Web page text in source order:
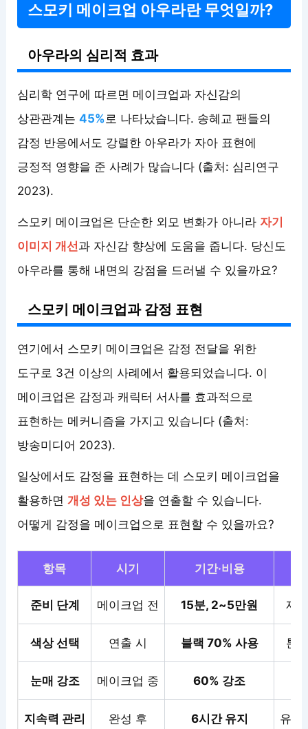
스모키 메이크업 아우라란 무엇일까?
아우라의 심리적 효과
심리학 연구에 따르면 메이크업과 자신감의
상관관계는45%로 나타났습니다. 송혜교 팬들의
감정 반응에서도 강렬한 아우라가 자아 표현에
긍정적 영향을 준 사례가 많습니다 (출처: 심리연구
2023).
스모키 메이크업은 단순한 외모 변화가 아니라 자기
이미지 개선과 자신감 향상에 도움을 줍니다. 당신도
아우라를 통해 내면의 강점을 드러낼 수 있을까요?
스모키 메이크업과 감정 표현
연기에서 스모키 메이크업은 감정 전달을 위한
도구로 3건 이상의 사례에서 활용되었습니다. 이
메이크업은 감정과 캐릭터 서사를 효과적으로
표현하는 메커니즘을 가지고 있습니다 (출처:
방송미디어 2023).
일상에서도 감정을 표현하는 데 스모키 메이크업을
활용하면개성 있는 인상을 연출할 수 있습니다.
어떻게 감정을 메이크업으로 표현할 수 있을까요?
항목 시기 기간·비용
준비 단계 메이크업 전 15분, 2~5만원 제
색상 선택 연출 시 블랙 70% 사용 톤
눈매 강조 메이크업 중 60% 강조
지속력 관리 완성 후 6시간 유지 유분